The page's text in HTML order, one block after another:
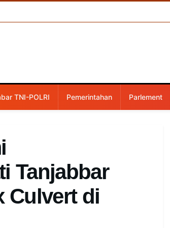
TNI-POLRI Pemerintahan Parlement
Tanjabbar
Culvert di